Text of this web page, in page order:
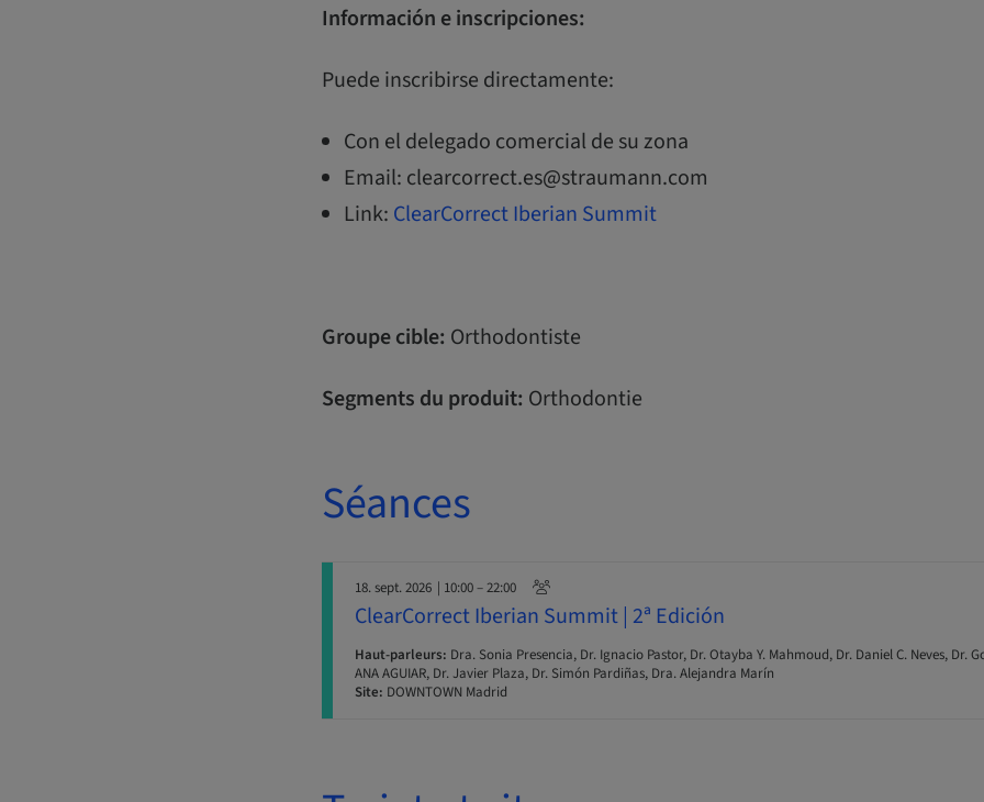
Información e inscripciones:
Puede inscribirse directamente:
Con el delegado comercial de su zona
Email: clearcorrect.es@straumann.com
Link: ClearCorrect Iberian Summit
Groupe cible: Orthodontiste
Segments du produit: Orthodontie
Séances
18. sept. 2026 | 10:00 – 22:00
ClearCorrect Iberian Summit | 2ª Edición
Haut-parleurs: Dra. Sonia Presencia, Dr. Ignacio Pastor, Dr. Otayba Y. Mahmoud, Dr. Daniel C. Neves, Dr.
ANA AGUIAR, Dr. Javier Plaza, Dr. Simón Pardiñas, Dra. Alejandra Marín
Site: DOWNTOWN Madrid